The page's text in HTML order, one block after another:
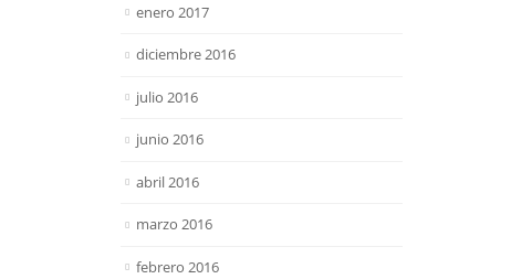
enero 2017
diciembre 2016
julio 2016
junio 2016
abril 2016
marzo 2016
febrero 2016